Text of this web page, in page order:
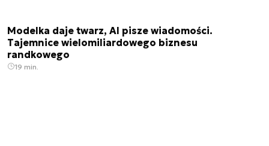
Modelka daje twarz, AI pisze wiadomości.
Tajemnice wielomiliardowego biznesu
randkowego
19 min.